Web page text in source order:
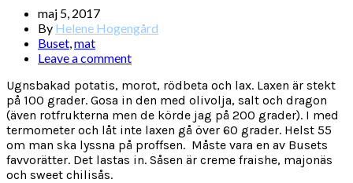
maj 5, 2017
By Helene Hogengård
Buset mat
Leave a comment
Ugnsbakad potatis, morot, rödbeta och lax. Laxen är stekt
på 100 grader. Gosa in den med olivolja, salt och dragon
(även rotfrukterna men de körde jag på 200 grader). I med
termometer och låt inte laxen gå över 60 grader. Helst 55
om man ska lyssna på proffsen. Måste vara en av Busets
favvorätter. Det lastas in. Såsen är creme fraishe, majonäs
och sweet chilisås.